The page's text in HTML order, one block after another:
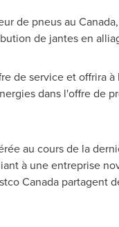
de pneus au Canada
de jantes en
de service et offrira à
dans l'offre de
au cours de la
à une entreprise
Canada partagent